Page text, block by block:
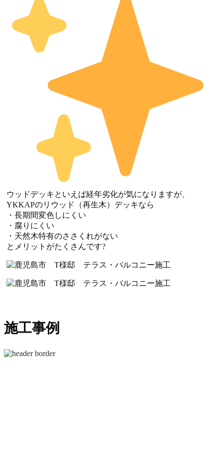
ウッドデッキといえば経年劣化が気になりますが、
YKKAPのリウッド（再生木）デッキなら
・長期間変色しにくい
・腐りにくい
・天然木特有のささくれがない
とメリットがたくさんです?
施工事例